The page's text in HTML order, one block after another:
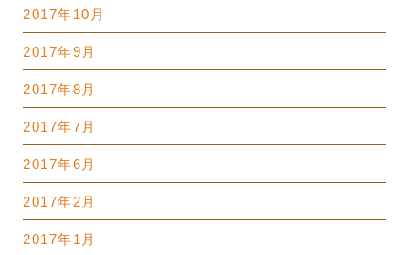
2017年10月
2017年9月
2017年8月
2017年7月
2017年6月
2017年2月
2017年1月